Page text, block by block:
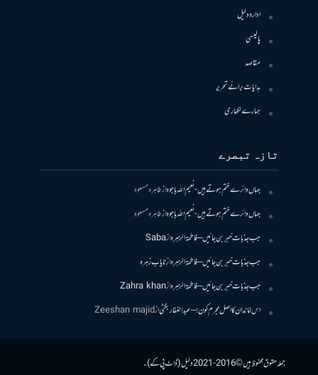
ادارہ دلیل
پالیسی
مقاصد
ہدایات برائے تحریر
ہمارے لکھاری
تازہ تبصرے
جہاں دائرے ختم ہوتے ہیں- نعیم اللہ باجوہازطاہرہ مسعود
جہاں دائرے ختم ہوتے ہیں- نعیم اللہ باجوہازطاہرہ مسعود
جب جذبات خبر بن جائیں – فاطمۃالزہرہازSaba
جب جذبات خبر بن جائیں – فاطمۃالزہرہازنایاب زہرہ
جب جذبات خبر بن جائیں – فاطمۃالزہرہازZahra khan
اس خاندان کا اصل مجرم کون! – عبدالغفار بگٹیازZeeshan majid
جملہ حقوق محفوظ ہیں © 2016-2021 دلیل (ڈاٹ پی کے)۔